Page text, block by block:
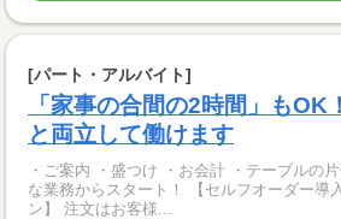
[パート・アルバイト]
「家事の合間の2時間」もOK
と両立して働けます
・ご案内 ・盛つけ ・お会計 ・テーブル
な業務からスタート！ 【セルフオーダー導入なので接客がカンタ
ン】 注文はお客様...